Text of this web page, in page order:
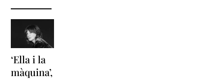
‘Ella i la
màquina’,